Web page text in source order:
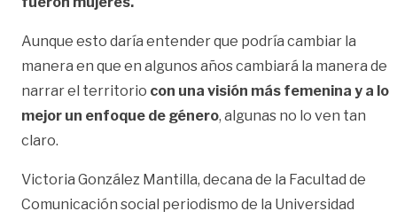
Aunque esto daría entender que podría cambiar la
manera en que en algunos años cambiará la manera de
narrar el territorio con una visión más femenina y a lo
mejor un enfoque de género, algunas no lo ven tan
claro.
Victoria González Mantilla, decana de la Facultad de
Comunicación social periodismo de la Universidad